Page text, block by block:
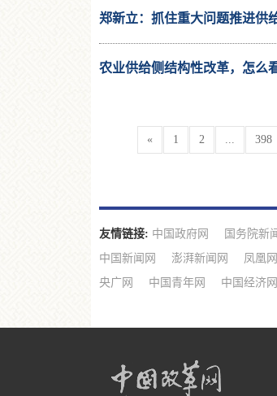
郑新立：抓住重大问题推进供
农业供给侧结构性改革，怎么
« 1 2 ... 398
友情链接: 中国政府网 国务院新
中国新闻网
澎湃新闻网 凤凰网
央广网
中国青年网 中国经济网